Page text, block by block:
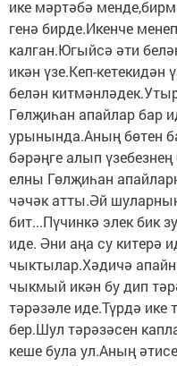
ике мәртәбә
генә бирде.Икенче
калган.Югыйсә әти
икән үзе.Кеп-кетекидән
белән
Гөлҗиһан апайлар бар
урынында.Аның бөтен
бәрәңге алып
елны Гөлҗиһан
чәчәк атты.Әй
бит...Пүчинкә элек бик
иде. Әни аңа су китерә
чыктылар.Хәдичә
чыкмый икән бу дип
тәрәзәле иде.Түрдә
бер.Шул тәрәзәсен
кеше була ул.Аның